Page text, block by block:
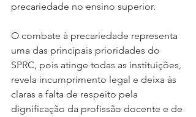
precariedade no ensino superior.
O combate à precariedade representa
uma das principais prioridades do
SPRC, pois atinge todas as instituições,
revela incumprimento legal e deixa às
claras a falta de respeito pela
dignificação da profissão docente e de